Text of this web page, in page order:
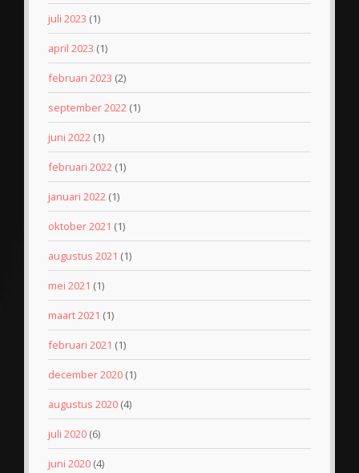
juli 2023 (1)
april 2023 (1)
februari 2023 (2)
september 2022 (1)
juni 2022 (1)
februari 2022 (1)
januari 2022 (1)
oktober 2021 (1)
augustus 2021 (1)
mei 2021 (1)
maart 2021 (1)
februari 2021 (1)
december 2020 (1)
augustus 2020 (4)
juli 2020 (6)
juni 2020 (4)